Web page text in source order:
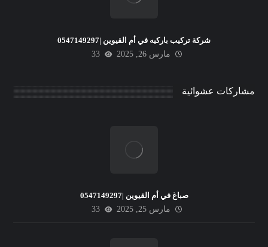
شركة تركيب باركيه في أم القيوين |0547149297
مارس 26, 2025
33
مشاركات عشوائية
صباغ في أم القيوين |0547149297
مارس 25, 2025
33